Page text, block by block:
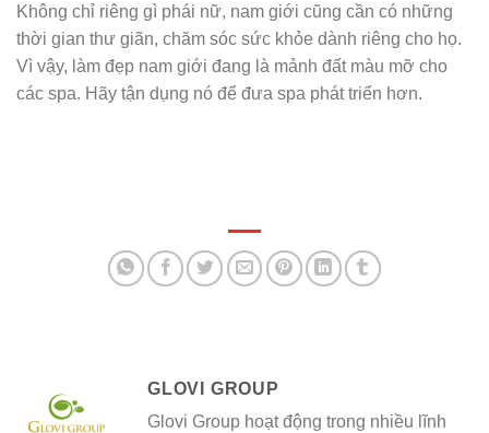
Không chỉ riêng gì phái nữ, nam giới cũng cần có những
thời gian thư giãn, chăm sóc sức khỏe dành riêng cho họ.
Vì vậy, làm đẹp nam giới đang là mảnh đất màu mỡ cho
các spa. Hãy tận dụng nó để đưa spa phát triển hơn.
GLOVI GROUP
Glovi Group hoạt động trong nhiều lĩnh